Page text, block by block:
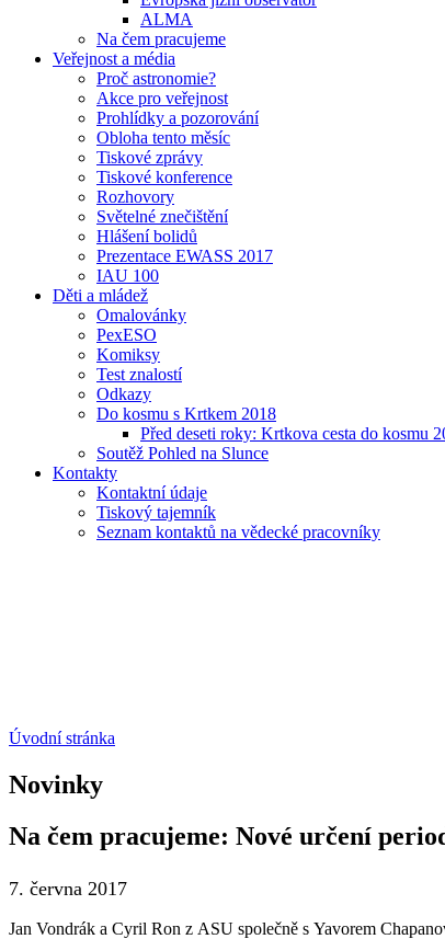
ALMA
Na čem pracujeme
Veřejnost a média
Proč astronomie?
Akce pro veřejnost
Prohlídky a pozorování
Obloha tento měsíc
Tiskové zprávy
Tiskové konference
Rozhovory
Světelné znečištění
Hlášení bolidů
Prezentace EWASS 2017
IAU 100
Děti a mládež
Omalovánky
PexESO
Komiksy
Test znalostí
Odkazy
Do kosmu s Krtkem 2018
Před deseti roky: Krtkova cesta do kosmu
Soutěž Pohled na Slunce
Kontakty
Kontaktní údaje
Tiskový tajemník
Seznam kontaktů na vědecké pracovníky
Úvodní stránka
Novinky
Na čem pracujeme: Nové určení
7. června 2017
Jan Vondrák a Cyril Ron z ASU společně s Yavorem